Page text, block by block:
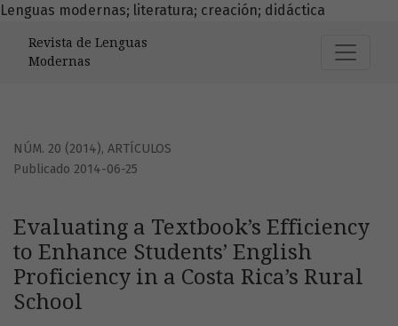
Lenguas modernas; literatura; creación; didáctica
Revista de Lenguas
Modernas
NÚM. 20 (2014), ARTÍCULOS
Evaluating a Textbook’s Efficiency
to Enhance Students’ English
Proficiency in a Costa Rica’s Rural
School
Publicado 2014-06-25